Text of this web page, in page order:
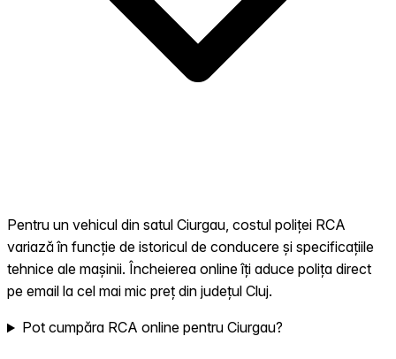
Pentru un vehicul din satul Ciurgau, costul poliței RCA
variază în funcție de istoricul de conducere și specificațiile
tehnice ale mașinii. Încheierea online îți aduce polița direct
pe email la cel mai mic preț din județul Cluj.
Pot cumpăra RCA online pentru Ciurgau?